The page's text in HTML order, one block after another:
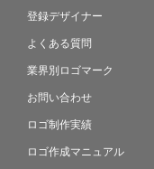
登録デザイナー
よくある質問
業界別ロゴマーク
お問い合わせ
ロゴ制作実績
ロゴ作成マニュアル